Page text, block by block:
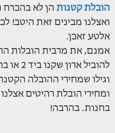
הובלת קטנות הן לא בהכרח
ואצלנו מבינים זאת היטב!
אלטע זאכן.
אמנם, את מרבית הובלות
להוביל ארון שקנו ביד 2 או בחנוית ורשתות ללריהוט ביתי
וגילו שמחירי ההובלה
ומחירי הובלת רהיטים
בחנות. בהרבה!